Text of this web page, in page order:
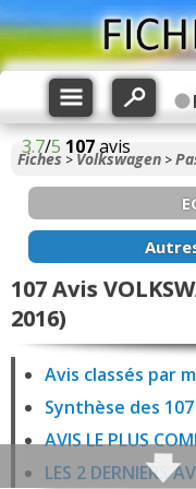
3.7/5 107avis
Fiches > Volkswagen >
107 Avis
2016)
Avis classés par
Synthèse des
AVIS LE PLUS
LES 2 DERNIERS